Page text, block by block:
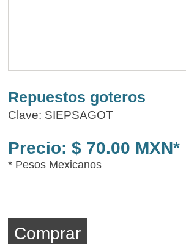
Repuestos goteros
Clave: SIEPSAGOT
Precio: $ 70.00 MXN*
* Pesos Mexicanos
Comprar